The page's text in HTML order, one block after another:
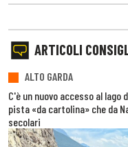
ARTICOLI
ALTO GARDA
C'è un nuovo accesso al
pista «da cartolina» che da
secolari